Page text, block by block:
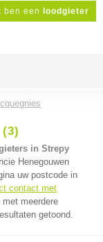
ben een loodgieter
in Strepy
Henegouwen
uw postcode in
contact met
meerdere
getoond.